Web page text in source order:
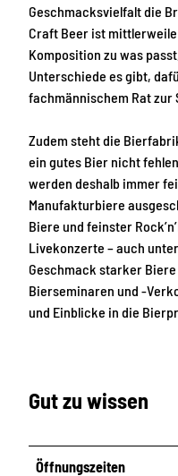
Geschmacksvielfalt die
Craft Beer ist
Komposition zu was
Unterschiede es gibt,
fachmännischem Rat zur
Zudem steht die
ein gutes Bier nicht
werden deshalb immer
Manufakturbiere
Biere und feinster
Livekonzerte – auch
Geschmack starker
Bierseminaren und -
und Einblicke in die
Gut zu wissen
Öffnungszeiten